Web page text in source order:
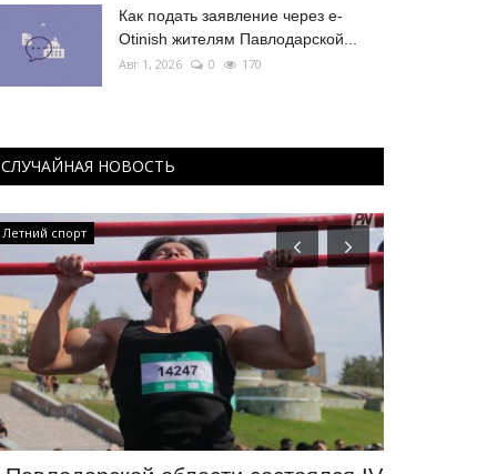
Как подать заявление через e-
Otinish жителям Павлодарской...
Авг 1, 2026 0 170
СЛУЧАЙНАЯ НОВОСТЬ
Летний спорт